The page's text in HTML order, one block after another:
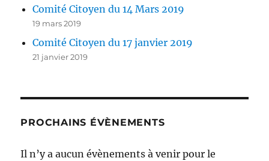
Comité Citoyen du 14 Mars 2019
19 mars 2019
Comité Citoyen du 17 janvier 2019
21 janvier 2019
PROCHAINS ÉVÈNEMENTS
Il n’y a aucun évènements à venir pour le